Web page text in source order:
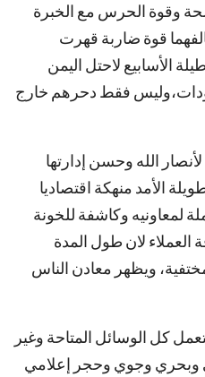
وقوة الحرس مع الخبرة
قوة ضاربة قهرت
الأسابيع لاحتل اليمن
فقط دحرهم خارج
الله وحسن إدارتها
الأمد منهكة اقتصاديا
لمعاونيه وكاشفة للخونة
العملاء لان طول المدة
ويظهر معادن الناس
كل الوسائل المتاحة وغير
وبحري وجوي وحجر إعلامي